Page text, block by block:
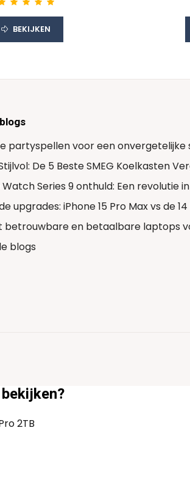
BEKIJKEN
partyspellen voor een onvergetelijke
De 5 Beste SMEG Koelkasten
Series 9 onthuld: Een revolutie
upgrades: iPhone 15 Pro Max vs de
betrouwbare en betaalbare laptops
blogs
2TB